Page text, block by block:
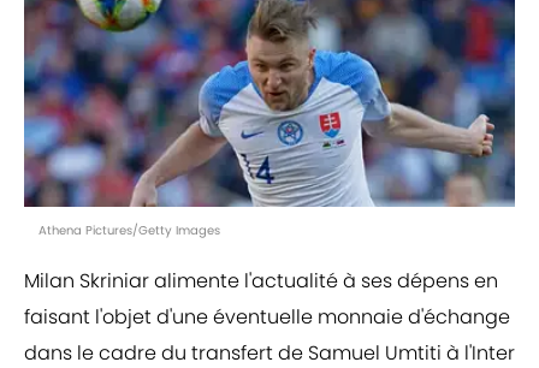
Athena Pictures/Getty Images
Milan Skriniar alimente l'actualité à ses dépens en
faisant l'objet d'une éventuelle monnaie d'échange
dans le cadre du transfert de Samuel Umtiti à l'Inter